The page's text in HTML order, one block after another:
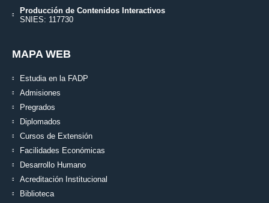
Producción de Contenidos Interactivos
SNIES: 117730
MAPA WEB
Estudia en la FADP
Admisiones
Pregrados
Diplomados
Cursos de Extensión
Facilidades Económicas
Desarrollo Humano
Acreditación Institucional
Biblioteca